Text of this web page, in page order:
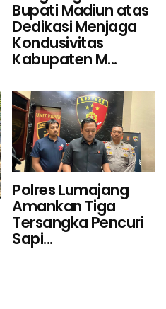
Bupati Madiun atas
Dedikasi Menjaga
Kondusivitas
Kabupaten M...
Polres Lumajang
Amankan Tiga
Tersangka Pencuri
Sapi...